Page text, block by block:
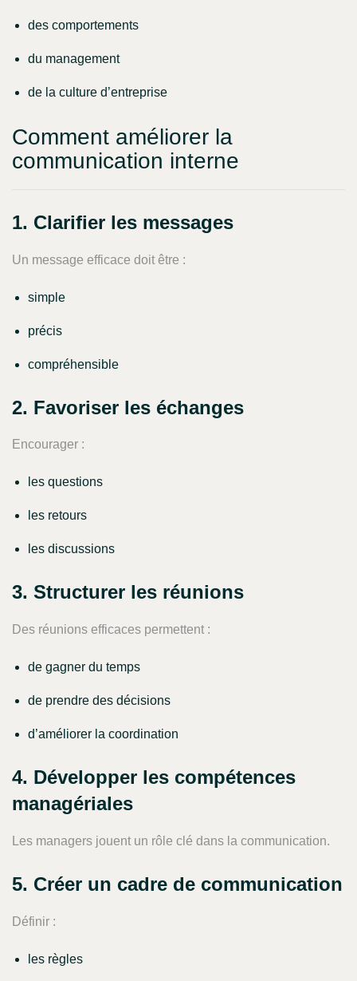
des comportements
du management
de la culture d’entreprise
Comment améliorer la
communication interne
1. Clarifier les messages
Un message efficace doit être :
simple
précis
compréhensible
2. Favoriser les échanges
Encourager :
les questions
les retours
les discussions
3. Structurer les réunions
Des réunions efficaces permettent :
de gagner du temps
de prendre des décisions
d’améliorer la coordination
4. Développer les compétences
managériales
Les managers jouent un rôle clé dans la communication.
5. Créer un cadre de communication
Définir :
les règles